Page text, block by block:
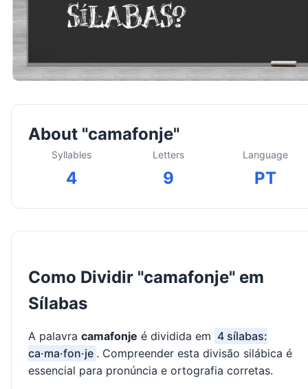
About "camafonje"
Syllables
4
Letters
9
Language
PT
Como Dividir "camafonje" em
Sílabas
A palavra camafonje é dividida em 4 sílabas:
ca·ma·fon·je . Compreender esta divisão silábica é
essencial para pronúncia e ortografia corretas.